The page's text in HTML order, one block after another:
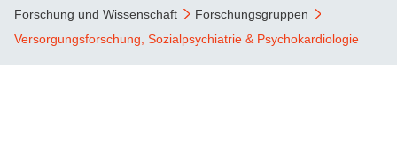
Forschung und Wissenschaft
Forschungsgruppen
Versorgungsforschung, Sozialpsychiatrie & Psychokardiologie